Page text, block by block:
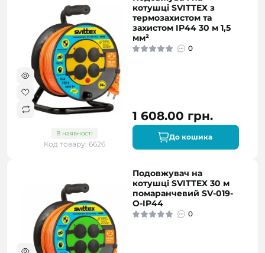
В наявності
Код товару: 6626
котушці SVITTEX з
термозахистом та
захистом IP44 30 м 1,5
мм²
0
1 608.00 грн.
До кошика
Подовжувач на
котушці SVITTEX 30 м
помаранчевий SV-019-
O-IP44
0